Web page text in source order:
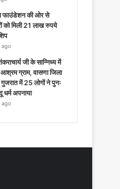
फाउंडेशन की ओर से
को मिली 21 लाख रुपये
ago
जी के सान्निध्य में
ग्राम, वासणा जिला
गुजरात में 25 लोगों ने पुनः
धर्म अपनाया
ago